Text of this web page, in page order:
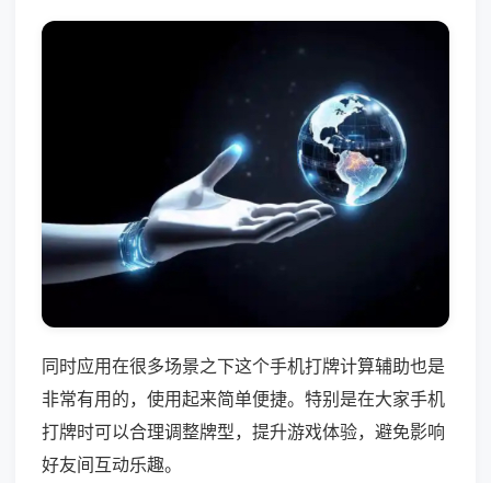
同时应用在很多场景之下这个手机打牌计算辅助也是
非常有用的，使用起来简单便捷。特别是在大家手机
打牌时可以合理调整牌型，提升游戏体验，避免影响
好友间互动乐趣。